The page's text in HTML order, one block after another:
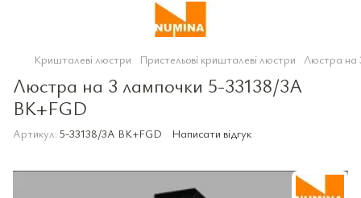
Кришталеві люстри Пристельові кришталеві люстри Люстра на
Люстра на 3 лампочки 5-33138/3A
BK+FGD
Артикул: 5-33138/3A BK+FGD Написати відгук